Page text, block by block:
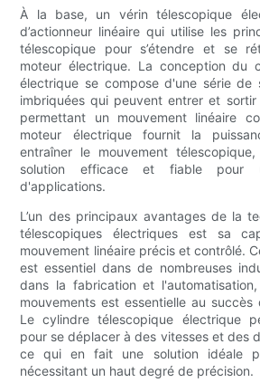
À la base, un vérin télescopique
d’actionneur linéaire qui utilise les
télescopique pour s’étendre et se
moteur électrique. La conception du
électrique se compose d'une série de
imbriquées qui peuvent entrer et
permettant un mouvement linéaire
moteur électrique fournit la
entraîner le mouvement
solution efficace et fiable pour
d'applications.
L’un des principaux avantages de la
télescopiques électriques est sa
mouvement linéaire précis et contrôlé.
est essentiel dans de nombreuses
dans la fabrication et
mouvements est essentielle au
Le cylindre télescopique électrique
pour se déplacer à des vitesses et des
ce qui en fait une solution idéale
nécessitant un haut degré de précision.